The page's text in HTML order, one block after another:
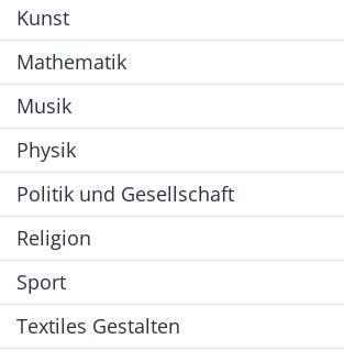
Kunst
Mathematik
Musik
Physik
Politik und Gesellschaft
Religion
Sport
Textiles Gestalten